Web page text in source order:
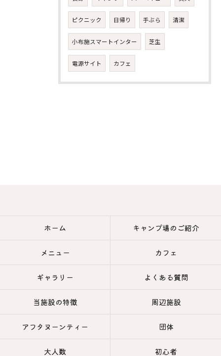
ピクニック 日帰り 手ぶら 清潔
小布施スマートインター 芝生
電源サイト カフェ
ホーム キャンプ場のご紹介
メニュー カフェ
ギャラリー よくある質問
当施設の特徴 周辺施設
アフタヌーンティー 団体
大人数 初心者